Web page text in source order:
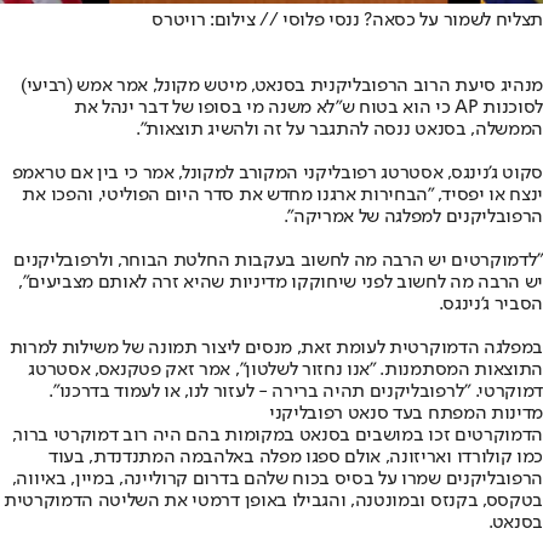
תצליח לשמור על כסאה? ננסי פלוסי // צילום: רויטרס
מנהיג סיעת הרוב הרפובליקנית בסנאט, מיטש מקונל, אמר אמש (רביעי)
לסוכנות AP כי הוא בטוח ש"לא משנה מי בסופו של דבר ינהל את
הממשלה, בסנאט ננסה להתגבר על זה ולהשיג תוצאות".
סקוט ג'נינגס, אסטרטג רפובליקני המקורב למקונל, אמר כי בין אם טראמפ
ינצח או יפסיד, "הבחירות ארגנו מחדש את סדר היום הפוליטי, והפכו את
הרפובליקנים למפלגה של אמריקה".
"לדמוקרטים יש הרבה מה לחשוב בעקבות החלטת הבוחר, ולרפובליקנים
יש הרבה מה לחשוב לפני שיחוקקו מדיניות שהיא זרה לאותם מצביעים",
הסביר ג'נינגס.
במפלגה הדמוקרטית לעומת זאת, מנסים ליצור תמונה של משילות למרות
התוצאות המסתמנות. "אנו נחזור לשלטון", אמר זאק פטקנאס, אסטרטג
דמוקרטי. "לרפובליקנים תהיה ברירה - לעזור לנו, או לעמוד בדרכנו".
מדינות המפתח בעד סנאט רפובליקני
הדמוקרטים זכו במושבים בסנאט במקומות בהם היה רוב דמוקרטי ברור,
כמו קולורדו ואריזונה, אולם ספגו מפלה באלהבמה המתנדנדת, בעוד
הרפובליקנים שמרו על בסיס בכוח שלהם בדרום קרוליינה, במיין, באיווה,
בטקסס, בקנזס ובמונטנה, והגבילו באופן דרמטי את השליטה הדמוקרטית
בסנאט.